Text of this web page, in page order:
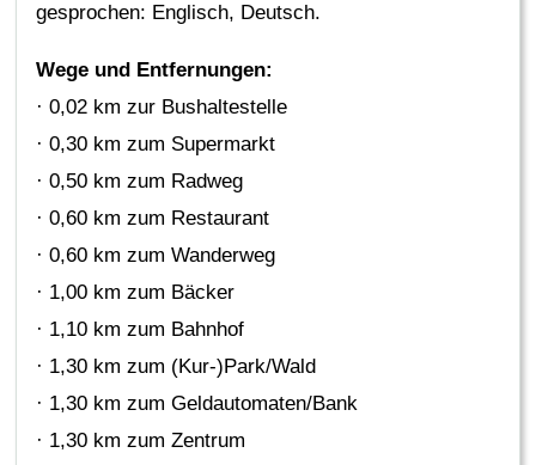
gesprochen: Englisch, Deutsch.
Wege und Entfernungen:
· 0,02 km zur Bushaltestelle
· 0,30 km zum Supermarkt
· 0,50 km zum Radweg
· 0,60 km zum Restaurant
· 0,60 km zum Wanderweg
· 1,00 km zum Bäcker
· 1,10 km zum Bahnhof
· 1,30 km zum (Kur-)Park/Wald
· 1,30 km zum Geldautomaten/Bank
· 1,30 km zum Zentrum